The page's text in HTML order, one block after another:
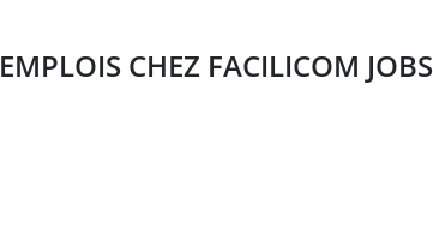
EMPLOIS CHEZ FACILICOM JOBS